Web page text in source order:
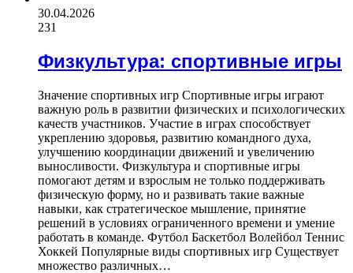
30.04.2026
231
Физкультура: спортивные игры
Значение спортивных игр Спортивные игры играют
важную роль в развитии физических и психологических
качеств участников. Участие в играх способствует
укреплению здоровья, развитию командного духа,
улучшению координации движений и увеличению
выносливости. Физкультура и спортивные игры
помогают детям и взрослым не только поддерживать
физическую форму, но и развивать такие важные
навыки, как стратегическое мышление, принятие
решений в условиях ограниченного времени и умение
работать в команде. Футбол Баскетбол Волейбол Теннис
Хоккей Популярные виды спортивных игр Существует
множество различных…